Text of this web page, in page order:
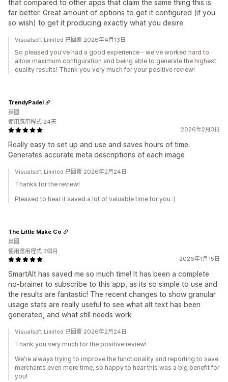
that compared to other apps that claim the same thing this is
far better. Great amount of options to get it configured (if you
so wish) to get it producing exactly what you desire.
Visualsoft Limited 已回覆 2026年4月13日
So pleased you've had a good experience - we've worked hard to
allow maximum configuration and being able to generate the highest
quality results! Thank you very much for your positive review!
2026年2月3日
Really easy to set up and use and saves hours of time.
Generates accurate meta descriptions of each image
TrendyPadel
英國
使用應用程式 24天
Visualsoft Limited 已回覆 2026年2月24日
Thanks for the review!
Pleased to hear it saved a lot of valuable time for you :)
2026年1月15日
SmartAlt has saved me so much time! It has been a complete
no-brainer to subscribe to this app, as its so simple to use and
the results are fantastic! The recent changes to show granular
usage stats are really useful to see what alt text has been
generated, and what still needs work
The Little Make Co
英國
使用應用程式 3個月
Visualsoft Limited 已回覆 2026年2月24日
Thank you very much for the positive review!
We're always trying to improve the functionality and reporting to save
merchants even more time, so happy to hear this was a big benefit for
you!